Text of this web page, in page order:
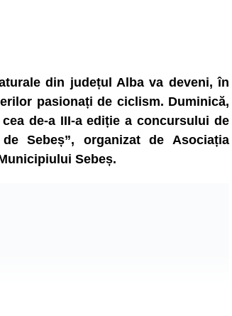
din județul Alba va deveni, în
pasionați de ciclism. Duminică,
de-a III-a ediție a concursului de
Sebeș”, organizat de Asociația
Sebeș.